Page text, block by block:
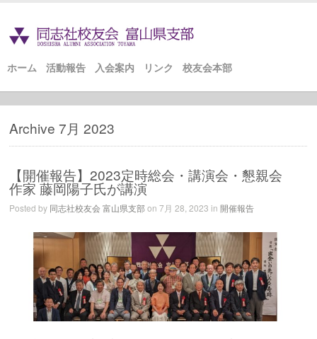
ホーム 活動報告 入会案内 リンク 校友会本部
Archive 7月 2023
【開催報告】2023定時総会・講演会・懇親会
作家 藤岡陽子氏が講演
Posted by 同志社校友会 富山県支部on 7月 28, 2023 in開催報告